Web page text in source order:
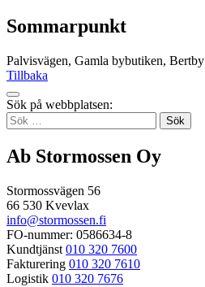
Sommarpunkt
Palvisvägen, Gamla bybutiken, Bertby
Tillbaka
Tillbaka
up
Sök på webbplatsen:
Sök
efter:
Ab Stormossen Oy
Stormossvägen 56
66 530 Kvevlax
info@stormossen.fi
FO-nummer: 0586634-8
Kundtjänst 010 320 7600
Fakturering 010 320 7610
Logistik 010 320 7676